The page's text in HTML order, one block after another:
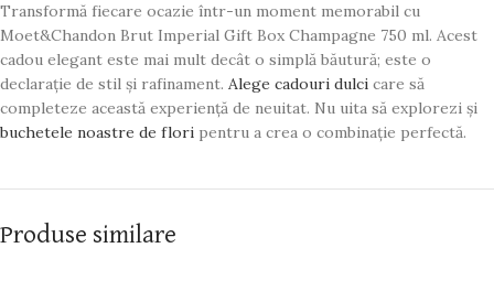
Transformă fiecare ocazie într-un moment memorabil cu
Moet&Chandon Brut Imperial Gift Box Champagne 750 ml. Acest
cadou elegant este mai mult decât o simplă băutură; este o
declarație de stil și rafinament. Alege cadouri dulci care să
completeze această experiență de neuitat. Nu uita să explorezi și
buchetele noastre de flori pentru a crea o combinație perfectă.
Produse similare